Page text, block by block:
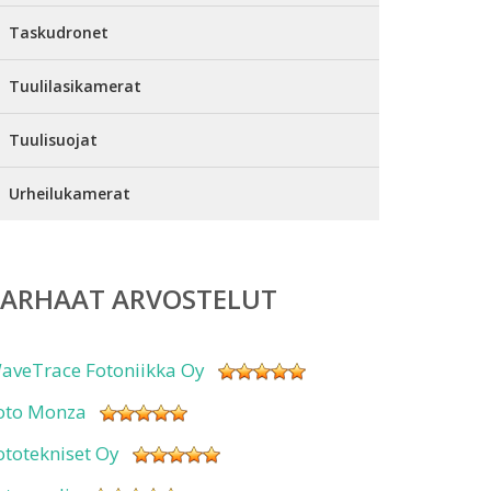
Taskudronet
Tuulilasikamerat
Tuulisuojat
Urheilukamerat
ARVOSTELUT
Fotoniikka Oy
Monza
Oy